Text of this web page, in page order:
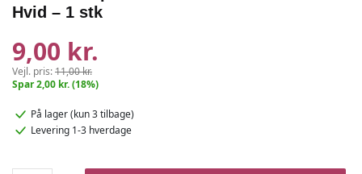
Hvid – 1 stk
9,00 kr.
Vejl. pris:11,00 kr.
Spar 2,00 kr. (18%)
På lager(kun 3 tilbage)
Levering 1-3 hverdage